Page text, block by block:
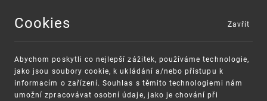
MENU
Cookies
Abychom poskytli co nejlepší zážitek, používáme technologie,
jako jsou soubory cookie, k ukládání a/nebo přístupu k
informacím o zařízení. Souhlas s těmito technologiemi nám
umožní zpracovávat osobní údaje, jako je chování při
Zavřít